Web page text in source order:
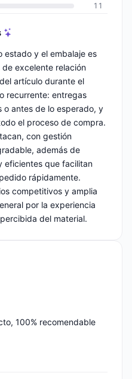
11
estado y el embalaje es
excelente relación
artículo durante el
recurrente: entregas
o antes de lo esperado, y
el proceso de compra.
con gestión
además de
eficientes que facilitan
rápidamente.
competitivos y amplia
por la experiencia
del material.
100% recomendable